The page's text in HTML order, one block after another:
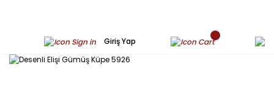
Giriş Yap